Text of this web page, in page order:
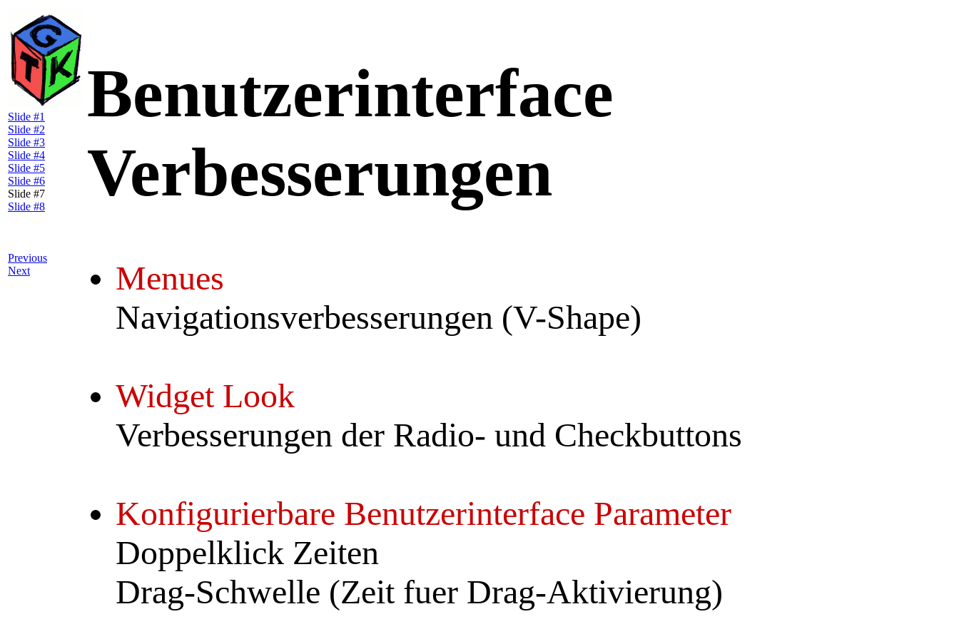
Slide #1
Slide #2
Slide #3
Slide #4
Slide #5
Slide #6
Slide #7
Slide #8
Previous
Next
Benutzerinterface
Verbesserungen
Menues
Navigationsverbesserungen (V-Shape)
Widget Look
Verbesserungen der Radio- und Checkbuttons
Konfigurierbare Benutzerinterface Parameter
Doppelklick Zeiten
Drag-Schwelle (Zeit fuer Drag-Aktivierung)